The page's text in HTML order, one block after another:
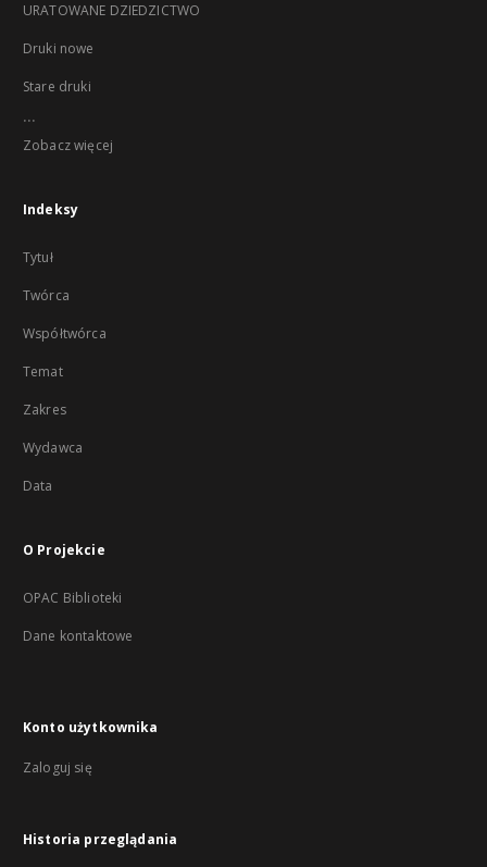
URATOWANE DZIEDZICTWO
Druki nowe
Stare druki
...
Zobacz więcej
Indeksy
Tytuł
Twórca
Współtwórca
Temat
Zakres
Wydawca
Data
O Projekcie
OPAC Biblioteki
Dane kontaktowe
Konto użytkownika
Zaloguj się
Historia przeglądania